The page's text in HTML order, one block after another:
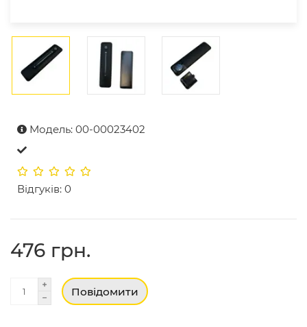
Модель: 00-00023402
Відгуків: 0
476 грн.
Повідомити